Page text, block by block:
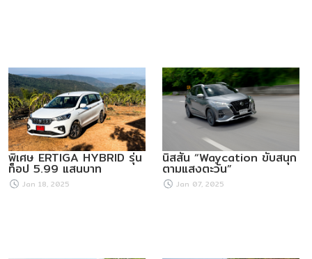
พิเศษ ERTIGA HYBRID รุ่น
ท็อป 5.99 แสนบาท
Jan 18, 2025
นิสสัน “Waycation ขับสนุก
ตามแสงตะวัน”
Jan 07, 2025